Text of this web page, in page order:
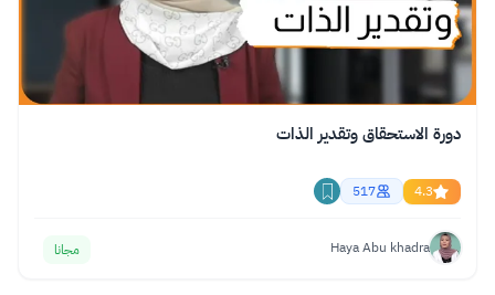
دورة الاستحقاق وتقدير الذات
4.3
517
Haya Abu khadra مجانا